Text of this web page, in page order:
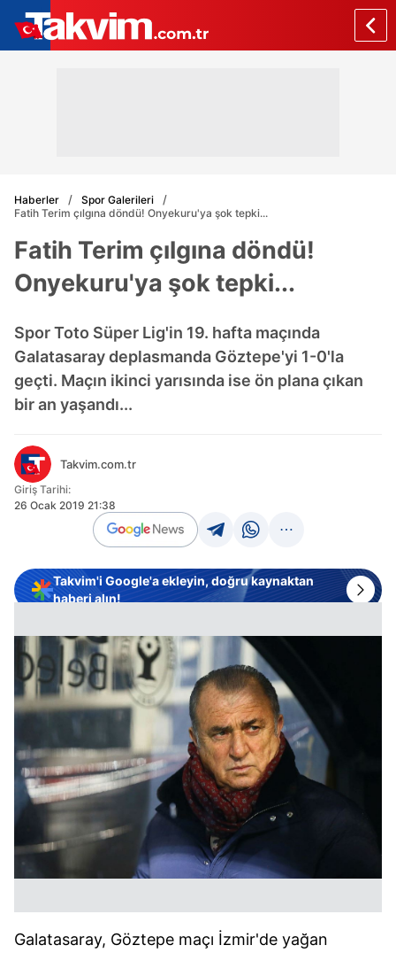
Haberler
Spor Galerileri
Fatih Terim çılgına döndü! Onyekuru'ya şok tepki...
Fatih Terim çılgına döndü!
Onyekuru'ya şok tepki...
Spor Toto Süper Lig'in 19. hafta maçında
Galatasaray deplasmanda Göztepe'yi 1-0'la
geçti. Maçın ikinci yarısında ise ön plana çıkan
bir an yaşandı...
Takvim.com.tr
Giriş Tarihi:
26 Ocak 2019 21:38
Takvim'i Google'a ekleyin, doğru kaynaktan
haberi alın!
Galatasaray, Göztepe maçı İzmir'de yağan